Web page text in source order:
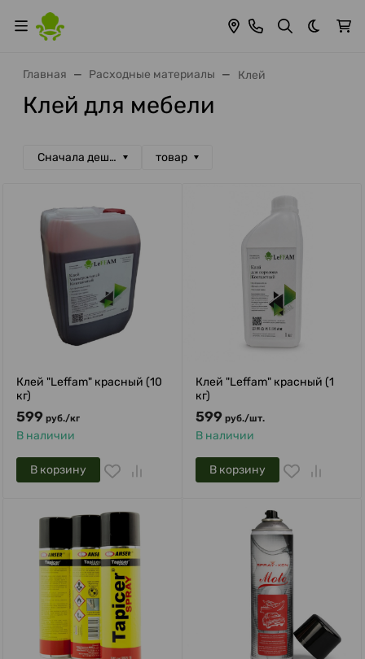
Темная
Главная Расходные материалы Клей
Клей для мебели
Сначала дешевые товар
Клей "Leffam" красный (10
кг)
599 руб./кг
В наличии
В корзину
Клей "Leffam" красный (1
кг)
599 руб./шт.
В наличии
В корзину